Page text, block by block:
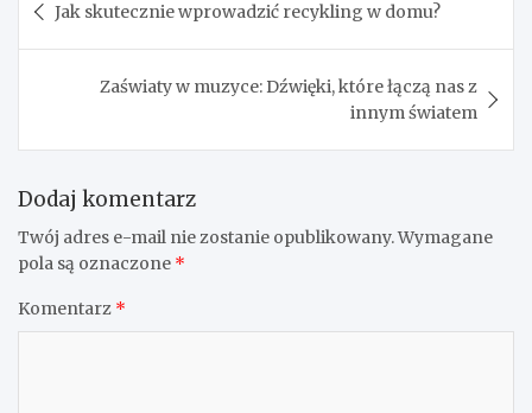
wpisu
Jak skutecznie wprowadzić recykling w domu?
Zaświaty w muzyce: Dźwięki, które łączą nas z
innym światem
Dodaj komentarz
Twój adres e-mail nie zostanie opublikowany.Wymagane
pola są oznaczone *
Komentarz *